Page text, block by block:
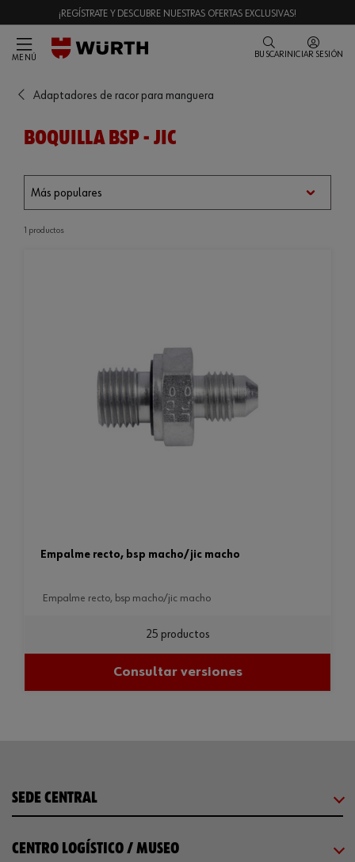
¡REGÍSTRATE Y DESCUBRE NUESTRAS OFERTAS EXCLUSIVAS!
MENÚ BUSCAR INICIAR SESIÓN
Adaptadores de racor para manguera
BOQUILLA BSP - JIC
1 productos
empalme recto, bsp macho/jic macho
empalme recto, bsp macho/jic macho
25 productos
Consultar versiones
SEDE CENTRAL
CENTRO LOGÍSTICO / MUSEO